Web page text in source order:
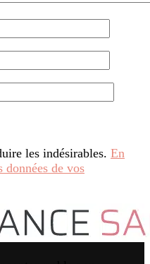
les indésirables. En
de vos